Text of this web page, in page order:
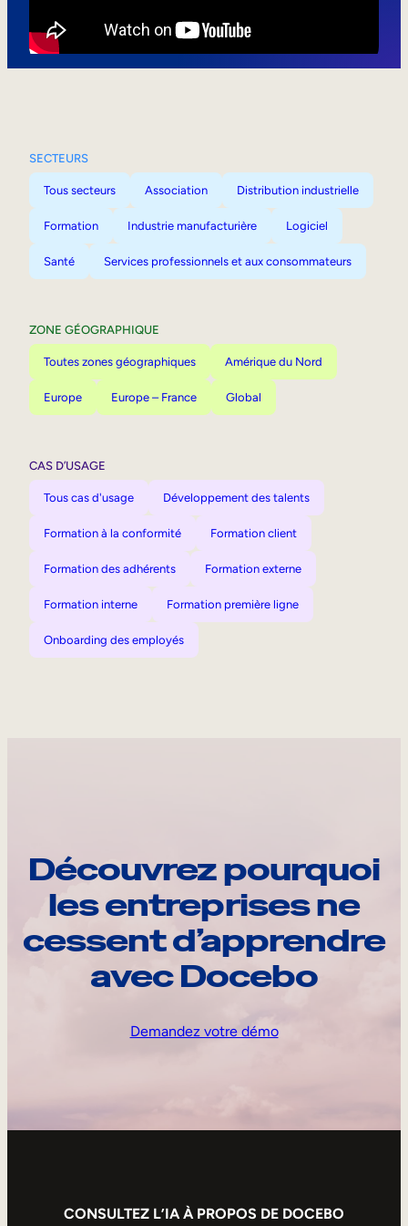
SECTEURS
Tous secteurs Association Distribution industrielle
Formation Industrie manufacturière Logiciel
Santé Services professionnels et aux consommateurs
ZONE GÉOGRAPHIQUE
Toutes zones géographiques Amérique du Nord
Europe Europe – France Global
CAS D’USAGE
Tous cas d'usage Développement des talents
Formation à la conformité Formation client
Formation des adhérents Formation externe
Formation interne Formation première ligne
Onboarding des employés
Découvrez pourquoi
les entreprises ne
cessent d’apprendre
avec Docebo
Demandez votre démo
CONSULTEZ L’IA À PROPOS DE DOCEBO